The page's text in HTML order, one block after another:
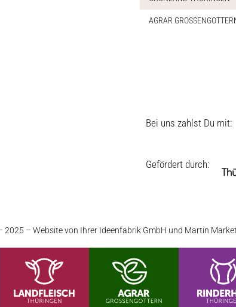
AGRAR
Bei uns zahlst Du mit:
Gefördert durch:
2025 – Website von Ihrer Ideenfabrik GmbH und Martin
Diese Seite teilen